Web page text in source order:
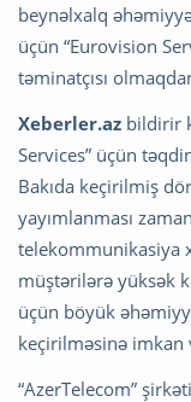
beynəlxalq
üçün “Eurovision
təminatçısı
Xeberler.az bildirir
Services” üçün
Bakıda keçirilmiş
yayımlanması
telekommunikasiya
müştərilərə yüksək
üçün böyük
keçirilməsinə imkan
“AzerTelecom”